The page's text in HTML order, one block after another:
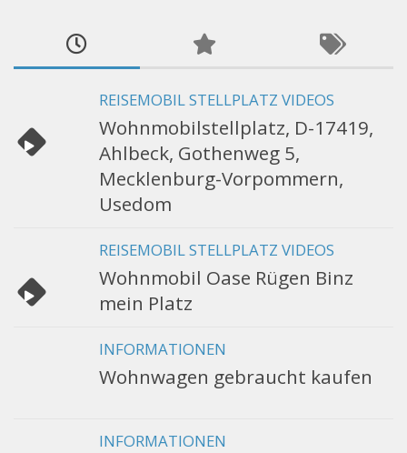
REISEMOBIL STELLPLATZ VIDEOS
Wohnmobilstellplatz, D-17419,
Ahlbeck, Gothenweg 5,
Mecklenburg-Vorpommern,
Usedom
REISEMOBIL STELLPLATZ VIDEOS
Wohnmobil Oase Rügen Binz
mein Platz
INFORMATIONEN
Wohnwagen gebraucht kaufen
INFORMATIONEN